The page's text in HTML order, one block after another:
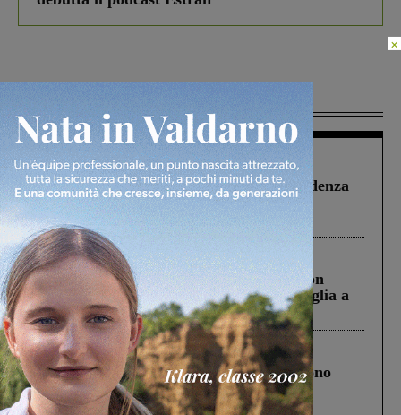
Più lette
Figline Incisa Valdarno 1 Agosto 2026
Piscina di Figline finanziata oltre la scadenza
Pnrr, il gruppo di Fratelli d’Italia: “Un
ringraziamento al Governo”
Cronaca 3 Agosto 2026
Scomparso da una struttura di Castiglion
Fiorentino l’uomo che aveva ucciso la figlia a
Levane nel 2020
Cronaca 4 Agosto 2026
Un anno fa la strage in A1 in cui morirono
Gianni, Giulia e Franco. Lo schianto, il
processo, lo stop ai sorpassi fra tir....
×